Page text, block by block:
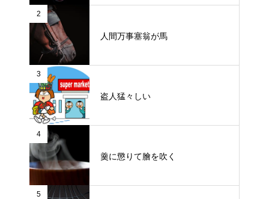
2
人間万事塞翁が馬
3
盗人猛々しい
4
羹に懲りて膾を吹く
5